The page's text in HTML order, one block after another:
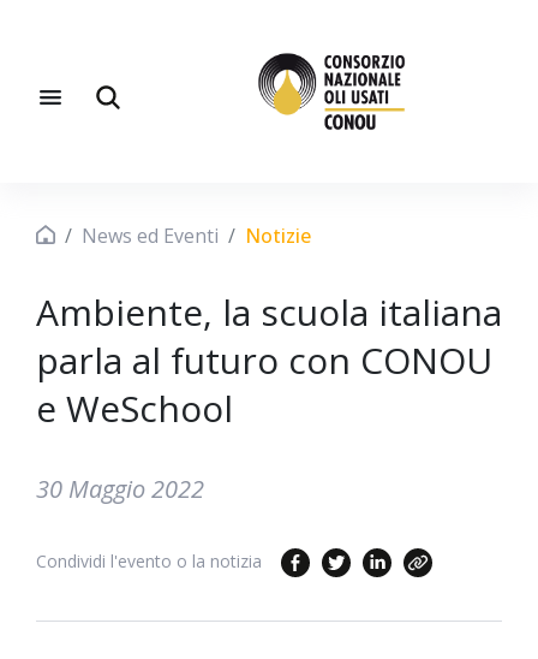
News ed Eventi Notizie
Ambiente, la scuola italiana
parla al futuro con CONOU
e WeSchool
30 Maggio 2022
Condividi l'evento o la notizia